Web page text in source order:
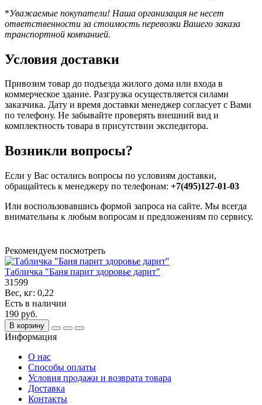
*Уважаемые покупатели! Наша организация не несет
ответственности за стоимость перевозки Вашего заказа
транспортной компанией.
Условия доставки
Привозим товар до подъезда жилого дома или входа в
коммерческое здание. Разгрузка осуществляется силами
заказчика. Дату и время доставки менеджер согласует с Вами
по телефону. Не забывайте проверять внешний вид и
комплектность товара в присутствии экспедитора.
Возникли вопросы?
Если у Вас остались вопросы по условиям доставки,
обращайтесь к менеджеру по телефонам: +7(495)127-01-03
Или воспользовавшись формой запроса на сайте. Мы всегда
внимательны к любым вопросам и предложениям по сервису.
Рекомендуем посмотреть
Табличка "Баня парит здоровье дарит"
31599
Вес, кг: 0,22
Есть в наличии
190 руб.
В корзину
Информация
О нас
Способы оплаты
Условия продажи и возврата товара
Доставка
Контакты